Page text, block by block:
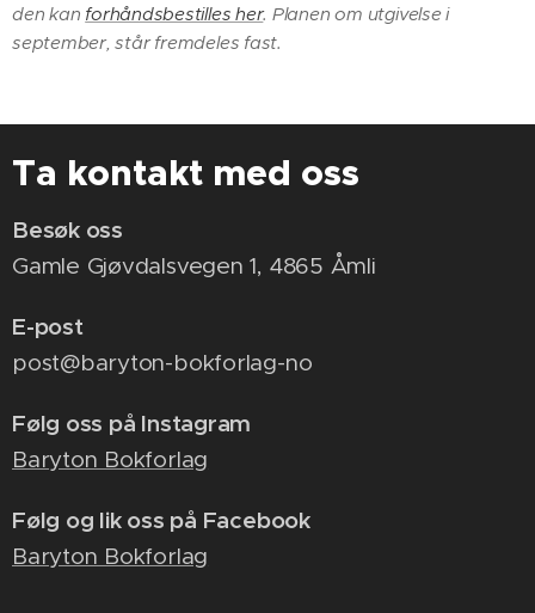
den kan forhåndsbestilles her. Planen om utgivelse i
september, står fremdeles fast.
Ta kontakt med oss
Besøk oss
Gamle Gjøvdalsvegen 1, 4865 Åmli
E-post
post@baryton-bokforlag-no
Følg oss på Instagram
Baryton Bokforlag
Følg og lik oss på Facebook
Baryton Bokforlag